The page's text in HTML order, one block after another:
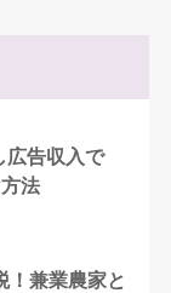
広告収入で
法
！兼業農家と